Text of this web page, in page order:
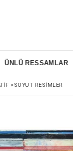
ÜNLÜ RESSAMLAR
>SOYUT RESIMLER